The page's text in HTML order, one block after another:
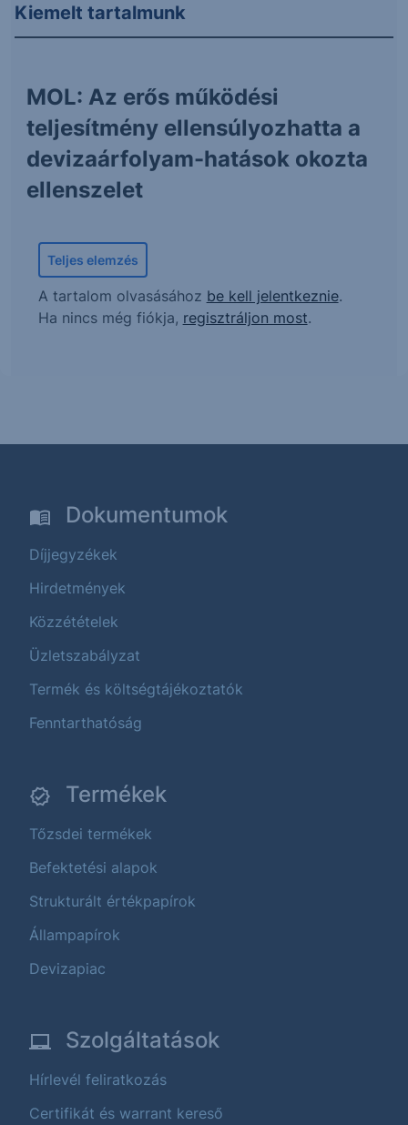
Kiemelt tartalmunk
MOL: Az erős működési
teljesítmény ellensúlyozhatta a
devizaárfolyam-hatások okozta
ellenszelet
Teljes elemzés
A tartalom olvasásához be kell jelentkeznie.
Ha nincs még fiókja, regisztráljon most.
Dokumentumok
Díjjegyzékek
Hirdetmények
Közzétételek
Üzletszabályzat
Termék és költségtájékoztatók
Fenntarthatóság
Termékek
Tőzsdei termékek
Befektetési alapok
Strukturált értékpapírok
Állampapírok
Devizapiac
Szolgáltatások
Hírlevél feliratkozás
Certifikát és warrant kereső